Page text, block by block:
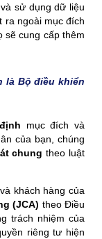
sử dụng dữ liệu
ra ngoài mục đích
sẽ cung cấp thêm
là Bộ điều khiển
mục đích và
của bạn, chúng
chungtheo luật
khách hàng của
(JCA) theo Điều
trách nhiệm của
riêng tư hiện